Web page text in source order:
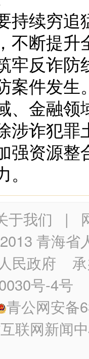
续穷追
不断提
牢反诈
案件发
、金融
涉诈犯
强资源
于我们 |
青海省
民政府 承
号-4号
青公网安备
联网新闻